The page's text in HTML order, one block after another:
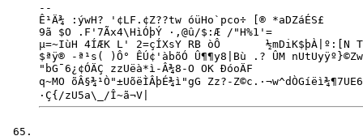
--
Ê¹Ä¾ :ýwH? '¢LF.¢Z??tw óüHo`pco÷ [® *aDZáÉS£
9ã $O .F'7Ãx4\HìÓþÝ ·,@û/$:Æ /"H%1'=
µ=~IùH 4ÍÆK L' 2=çÍXsY RB òÔ       ½mDiK$þÀ|º:[N
$ªÿ® -ª¹s( )Ô° ÊÚ¢'àbõÓ Û¶¶y8|Bù .? ÛM
"bG¯6¿¢ÓÄÇ zzUëà*ì-Â¾8-O OK ÐóoÄF
q~MO õÂ§¾¹Ò"±UõëÌÂþÉ¾ì"gG Zz?-